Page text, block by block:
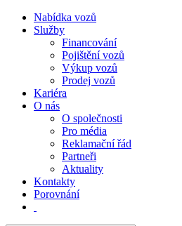
Nabídka vozů
Služby
Financování
Pojištění vozů
Výkup vozů
Prodej vozů
Kariéra
O nás
O společnosti
Pro média
Reklamační řád
Partneři
Aktuality
Kontakty
Porovnání